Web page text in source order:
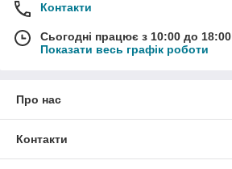
Контакти
Сьогодні працює з 10:00 до 18:00
Показати весь графік роботи
Про нас
Контакти